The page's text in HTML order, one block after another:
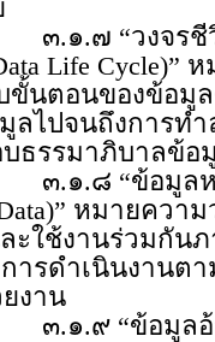
“วงจรชีวิ
Life Cycle)”
ขั้นตอนของข้อมูล
ลไปจนถึงการท
ธรรมาภิบาลข้อ
“ข้อมูลห
หมายควา
ะใช้งานร่วมกันภ
ารดำเนินงานต
งาน
“ข้อมูลอ้า